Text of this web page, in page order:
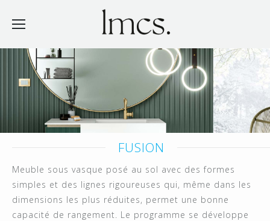
FUSION
Meuble sous vasque posé au sol avec des formes
simples et des lignes rigoureuses qui, même dans les
dimensions les plus réduites, permet une bonne
capacité de rangement. Le programme se développe